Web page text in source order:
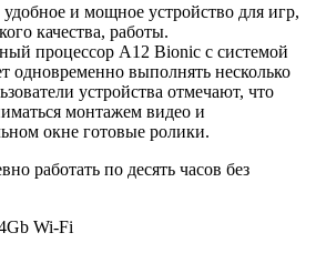
и мощное устройство для игр,
качества, работы.
процессор A12 Bionic с системой
одновременно выполнять несколько
устройства отмечают, что
монтажем видео и
окне готовые ролики.
работать по десять часов без
Wi-Fi